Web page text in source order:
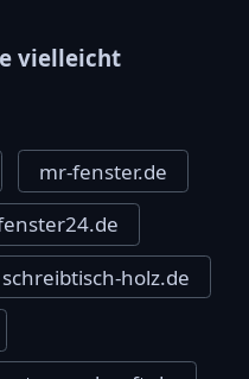
vielleicht
mr-fenster.de
schreibtisch-holz.de